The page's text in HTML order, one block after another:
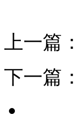
上一篇：
下一篇：